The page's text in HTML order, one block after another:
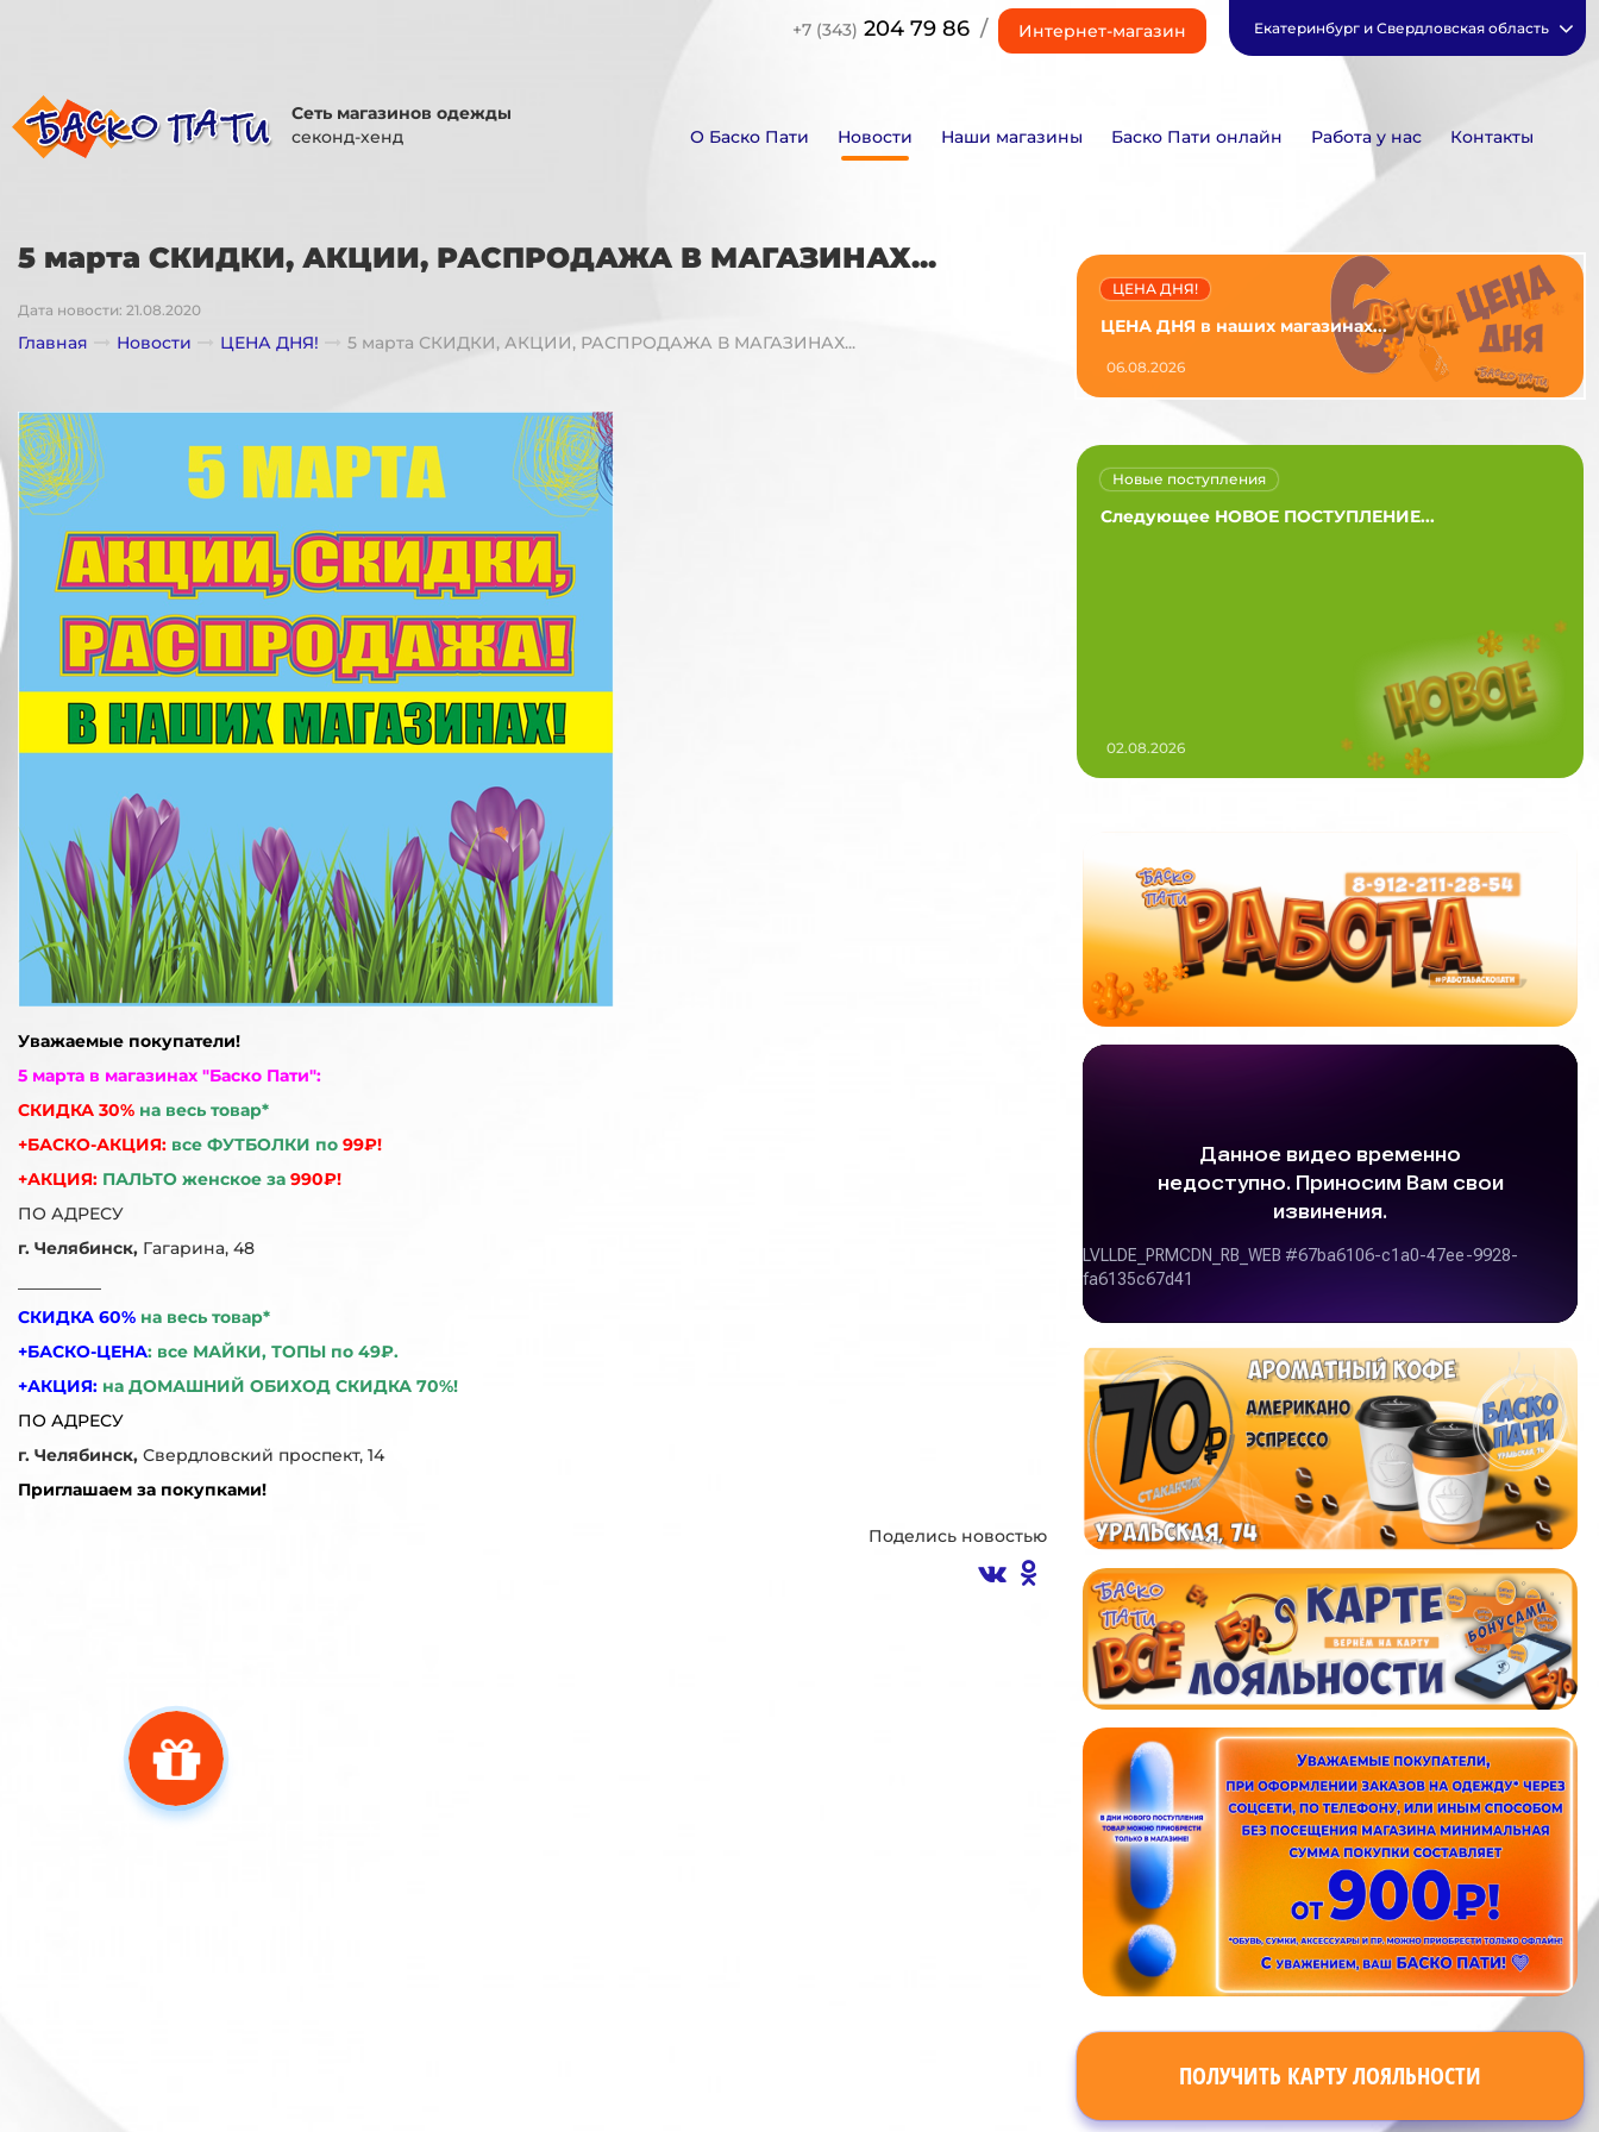
+7 (343) 204 79 86 / Интернет-магазин Екатеринбург и Свердловская область
Сеть магазинов одежды
секонд-хенд
О Баско Пати Новости Наши магазины Баско Пати онлайн Работа у нас Контакты
5 марта СКИДКИ, АКЦИИ, РАСПРОДАЖА В МАГАЗИНАХ...
Дата новости: 21.08.2020
Главная Новости ЦЕНА ДНЯ! 5 марта СКИДКИ, АКЦИИ, РАСПРОДАЖА В МАГАЗИНАХ...
Уважаемые покупатели!
5 марта в магазинах "Баско Пати":
СКИДКА 30% на весь товар*
+БАСКО-АКЦИЯ: все ФУТБОЛКИ по 99₽!
+АКЦИЯ: ПАЛЬТО женское за 990₽!
ПО АДРЕСУ
г. Челябинск, Гагарина, 48
СКИДКА 60% на весь товар*
+БАСКО-ЦЕНА: все МАЙКИ, ТОПЫ по 49₽.
+АКЦИЯ: на ДОМАШНИЙ ОБИХОД СКИДКА 70%!
ПО АДРЕСУ
г. Челябинск, Свердловский проспект, 14
Приглашаем за покупками!
Поделись новостью
ЦЕНА ДНЯ в наших магазинах...
ЦЕНА ДНЯ!
06.08.2026
Следующее НОВОЕ ПОСТУПЛЕНИЕ...
Новые поступления
02.08.2026
ПОЛУЧИТЬ КАРТУ ЛОЯЛЬНОСТИ